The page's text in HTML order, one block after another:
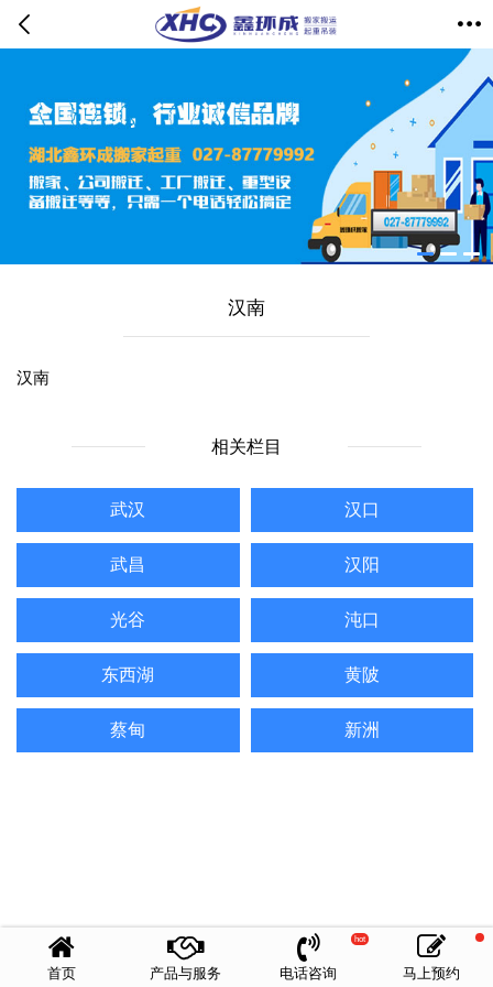
汉南
汉南
相关栏目
武汉 汉口
武昌 汉阳
光谷 沌口
东西湖 黄陂
蔡甸 新洲
首页 产品与服务 电话咨询
hot
马上预约